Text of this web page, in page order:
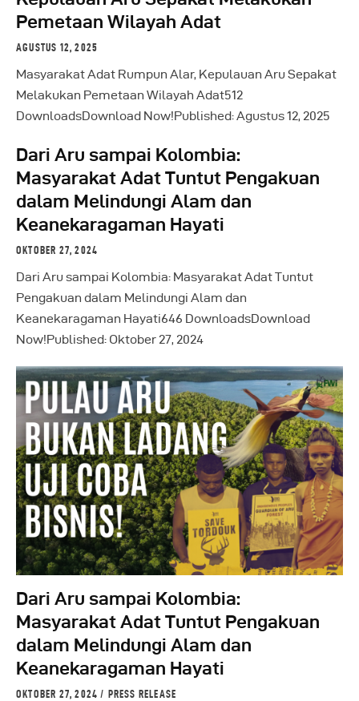
Pemetaan Wilayah Adat
AGUSTUS 12, 2025
Masyarakat Adat Rumpun Alar, Kepulauan Aru Sepakat
Melakukan Pemetaan Wilayah Adat512
DownloadsDownload Now!Published: Agustus 12, 2025
Dari Aru sampai Kolombia:
Masyarakat Adat Tuntut Pengakuan
dalam Melindungi Alam dan
Keanekaragaman Hayati
OKTOBER 27, 2024
Dari Aru sampai Kolombia: Masyarakat Adat Tuntut
Pengakuan dalam Melindungi Alam dan
Keanekaragaman Hayati646 DownloadsDownload
Now!Published: Oktober 27, 2024
Dari Aru sampai Kolombia:
Masyarakat Adat Tuntut Pengakuan
dalam Melindungi Alam dan
Keanekaragaman Hayati
OKTOBER 27, 2024 PRESS RELEASE